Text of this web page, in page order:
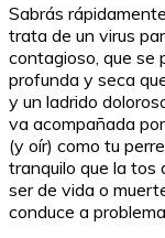
Sabrás
trata de un virus
contagioso, que se
profunda y seca
y un ladrido
va acompañada
(y oír) como tu
tranquilo que la tos
ser de vida o
conduce a